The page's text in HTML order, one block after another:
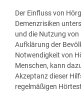
Der Einfluss von
Demenzrisiken
und die Nutzung
Aufklärung der
Notwendigkeit von
Menschen, kann
Akzeptanz dieser
regelmäßigen